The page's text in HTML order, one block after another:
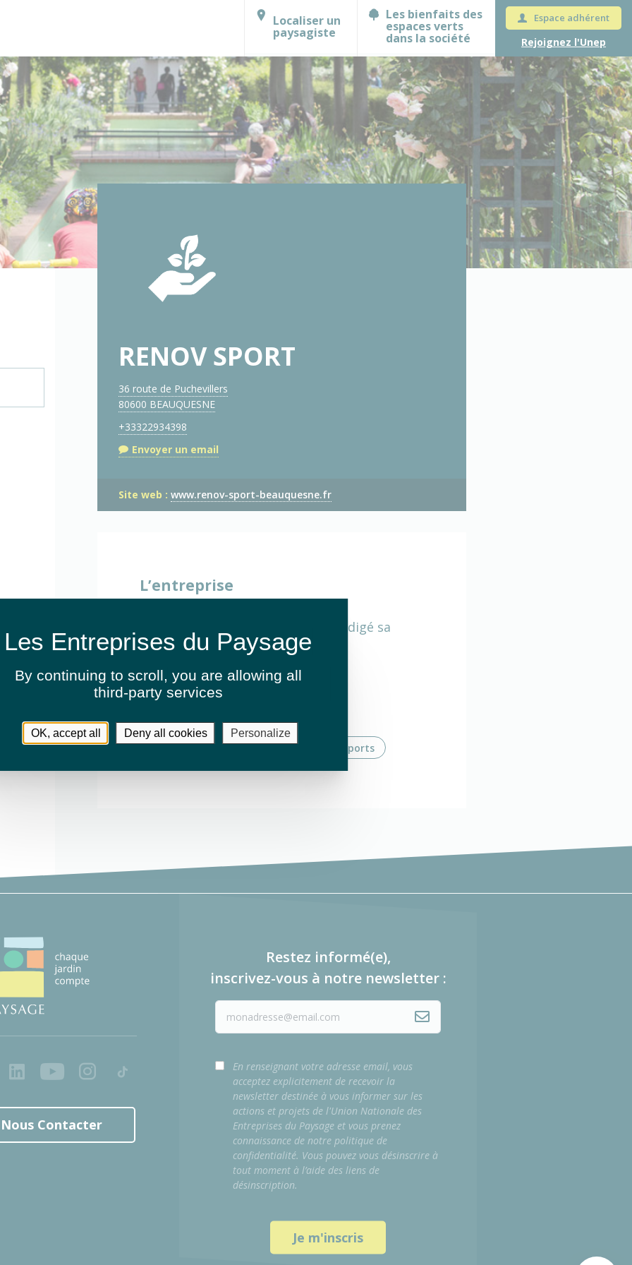
Localiser un
paysagiste
Les bienfaits des
espaces verts
dans la société
Espace adhérent
Rejoignez l'Unep
RENOV SPORT
36 route de Puchevillers
80600 BEAUQUESNE
+33322934398
Envoyer un email
Site web :www.renov-sport-beauquesne.fr
L’entreprise
Cette entreprise n’a pas encore rédigé sa
présentation.
Aménagement de golfs ou terrains de sports
LinkedInYoutubeInstagram
Tiktok
Nous Contacter
Restez informé(e),
inscrivez-vous à notre newsletter :
En renseignant votre adresse email, vous
acceptez explicitement de recevoir la
newsletter destinée à vous informer sur les
actions et projets de l'Union Nationale des
Entreprises du Paysage et vous prenez
connaissance de notre politique de
confidentialité. Vous pouvez vous désinscrire à
tout moment à l’aide des liens de
désinscription.
By continuing to scroll, you are allowing all
third-party services
OK, accept all Deny all cookies Personalize